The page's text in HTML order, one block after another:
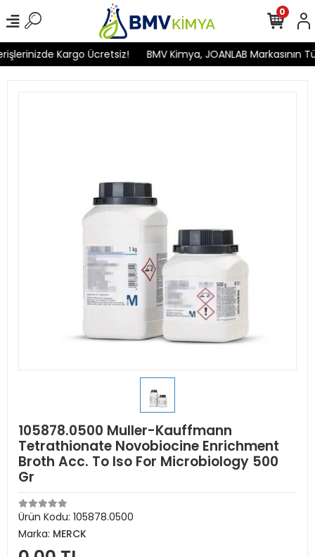
Kargo Ücretsiz! BMV Kimya, JOANLAB Markasının
0
105878.0500 Muller-Kauffmann
Tetrathionate Novobiocine Enrichment
Broth Acc. To Iso For Microbiology 500
Gr
Ürün Kodu: 105878.0500
Marka: MERCK